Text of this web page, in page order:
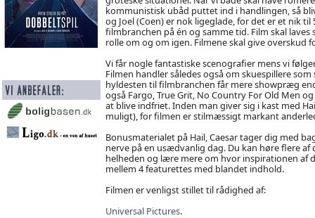
kommunistisk ubåd puttet ind i handlingen, så
og Joel (Coen) er nok ligeglade, for det er et nik
filmbranchen på én og samme tid. Film skal
rolle om og om igen. Filmene skal give overskud
Vi får nogle fantastiske scenografier mens vi
Filmen handler således også om skuespillere
hyldesten til filmbranchen får mere showpræg
også Fargo, True Grit, No Country For Old Men
at blive indfriet. Inden man giver sig i kast med
muligt), for filmen er stilmæssigt markant
Bonusmaterialet på Hail, Caesar tager dig med
nerve på en usædvanlig dag. Du kan høre flere
helheden og lære mere om hvor inspirationen af
mellem 4 featurettes med blandet indhold.
Filmen er venligst stillet til rådighed af:
Universal Pictures.